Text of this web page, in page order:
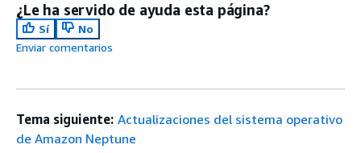
¿Le ha servido de ayuda esta página?
Sí
No
Enviar comentarios
Tema siguiente: Actualizaciones del sistema operativo
de Amazon Neptune